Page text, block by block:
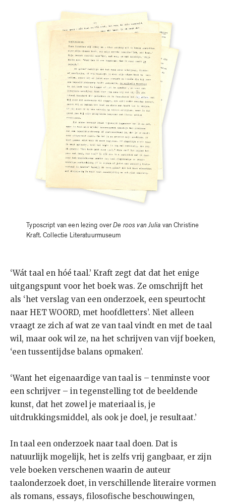
Typoscript van een lezing overDe roos van Julia van Christine
Kraft. Collectie Literatuurmuseum
‘Wát taal en hóé taal.’ Kraft zegt dat dat het enige
uitgangspunt voor het boek was. Ze omschrijft het
als ‘het verslag van een onderzoek, een speurtocht
naar HET WOORD, met hoofdletters’. Niet alleen
vraagt ze zich af wat ze van taal vindt en met de taal
wil, maar ook wil ze, na het schrijven van vijf boeken,
‘een tussentijdse balans opmaken’.
‘Want het eigenaardige van taal is – tenminste voor
een schrijver – in tegenstelling tot de beeldende
kunst, dat het zowel je materiaal is, je
uitdrukkingsmiddel, als ook je doel, je resultaat.’
In taal een onderzoek naar taal doen. Dat is
natuurlijk mogelijk, het is zelfs vrij gangbaar, er zijn
vele boeken verschenen waarin de auteur
taalonderzoek doet, in verschillende literaire vormen
als romans, essays, filosofische beschouwingen,